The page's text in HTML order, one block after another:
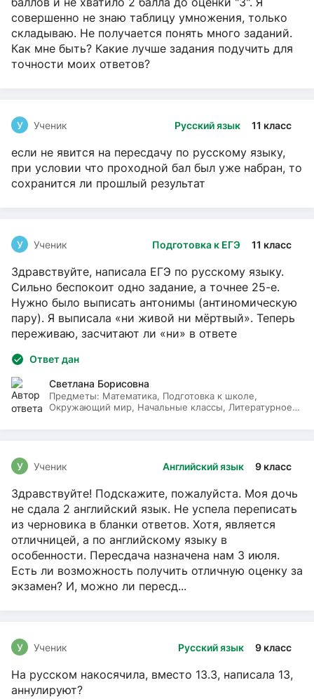
совершенно не знаю таблицу умножения, только
складываю. Не получается понять много заданий.
Как мне быть? Какие лучше задания подучить для
точности моих ответов?
Русский язык 11 класс
У Ученик
если не явится на пересдачу по русскому языку,
при условии что проходной бал был уже набран, то
сохранится ли прошлый результат
Подготовка к ЕГЭ 11 класс
У Ученик
Здравствуйте, написала ЕГЭ по русскому языку.
Сильно беспокоит одно задание, а точнее 25-е.
Нужно было выписать антонимы (антиномическую
пару). Я выписала «ни живой ни мёртвый». Теперь
переживаю, засчитают ли «ни» в ответе
Ответ дан
Светлана Борисовна
Предметы: Математика, Подготовка к школе,
Окружающий мир, Начальные классы, Литературное
Английский язык 9 класс
У Ученик
Здравствуйте! Подскажите, пожалуйста. Моя дочь
не сдала 2 английский язык. Не успела переписать
из черновика в бланки ответов. Хотя, является
отличницей, а по английскому языку в
особенности. Пересдача назначена нам 3 июля.
Есть ли возможность получить отличную оценку за
экзамен? И, можно ли пересд...
Русский язык 9 класс
У Ученик
На русском накосячила, вместо 13.3, написала 13,
аннулируют?